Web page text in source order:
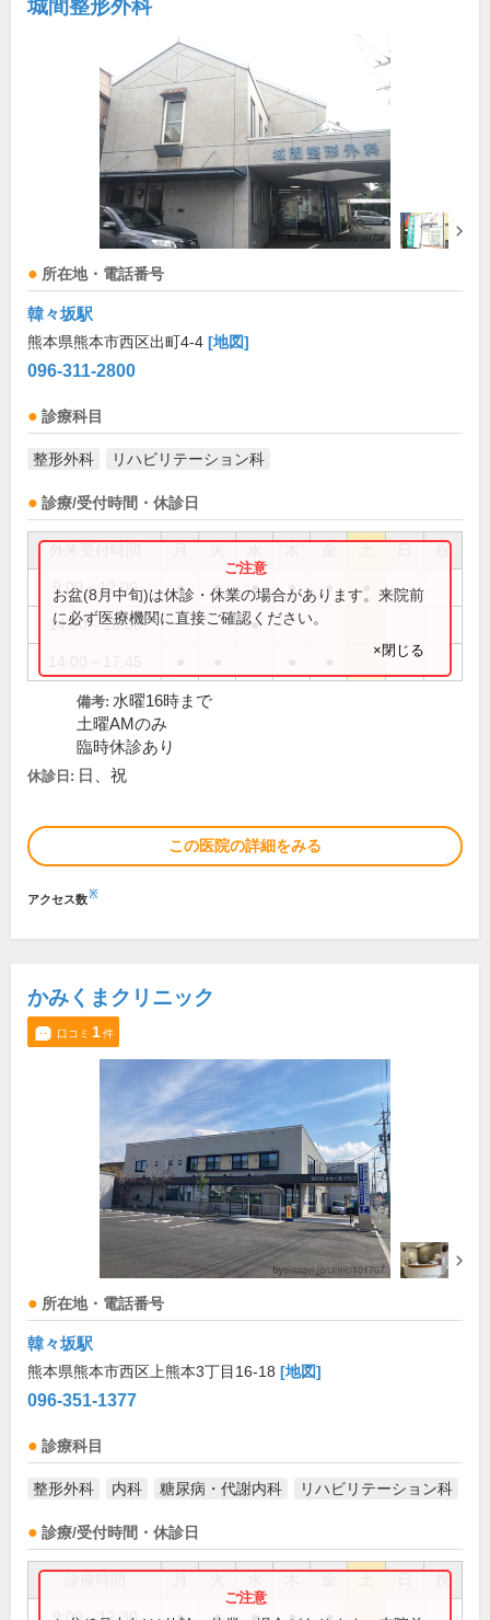
城間整形外科
所在地・電話番号
韓々坂駅
熊本県熊本市西区出町4-4 [地図]
096-311-2800
診療科目
整形外科 リハビリテーション科
診療/受付時間・休診日
祝
9:00～12:00 ● ● ● ● ●
14:00～16:00 ●
お盆(8月中旬)は休診・休業の場合があります。来院前
に必ず医療機関に直接ご確認ください。
×閉じる
備考: 水曜16時まで
土曜AMのみ
臨時休診あり
休診日: 日、祝
この医院の詳細をみる
アクセス数※
かみくまクリニック
口コミ 1件
所在地・電話番号
韓々坂駅
熊本県熊本市西区上熊本3丁目16-18 [地図]
096-351-1377
診療科目
整形外科 内科 糖尿病・代謝内科 リハビリテーション科
診療/受付時間・休診日
祝